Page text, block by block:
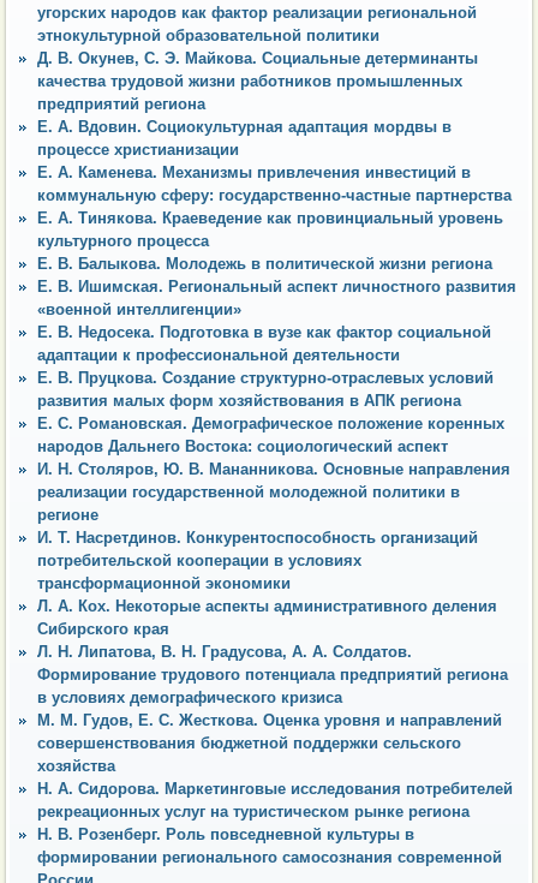
угорских народов как фактор реализации региональной
этнокультурной образовательной политики
Д. В. Окунев, С. Э. Майкова. Социальные детерминанты
качества трудовой жизни работников промышленных
предприятий региона
Е. А. Вдовин. Социокультурная адаптация мордвы в
процессе христианизации
Е. А. Каменева. Механизмы привлечения инвестиций в
коммунальную сферу: государственно-частные партнерства
Е. А. Тинякова. Краеведение как провинциальный уровень
культурного процесса
Е. В. Балыкова. Молодежь в политической жизни региона
Е. В. Ишимская. Региональный аспект личностного развития
«военной интеллигенции»
Е. В. Недосека. Подготовка в вузе как фактор социальной
адаптации к профессиональной деятельности
Е. В. Пруцкова. Создание структурно-отраслевых условий
развития малых форм хозяйствования в АПК региона
Е. С. Романовская. Демографическое положение коренных
народов Дальнего Востока: социологический аспект
И. Н. Столяров, Ю. В. Мананникова. Основные направления
реализации государственной молодежной политики в
регионе
И. Т. Насретдинов. Конкурентоспособность организаций
потребительской кооперации в условиях
трансформационной экономики
Л. А. Кох. Некоторые аспекты административного деления
Сибирского края
Л. Н. Липатова, В. Н. Градусова, А. А. Солдатов.
Формирование трудового потенциала предприятий региона
в условиях демографического кризиса
М. М. Гудов, Е. С. Жесткова. Оценка уровня и направлений
совершенствования бюджетной поддержки сельского
хозяйства
Н. А. Сидорова. Маркетинговые исследования потребителей
рекреационных услуг на туристическом рынке региона
Н. В. Розенберг. Роль повседневной культуры в
формировании регионального самосознания современной
России